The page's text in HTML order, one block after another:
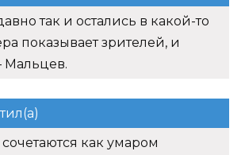
так и остались в какой-то
показывает зрителей, и
как умаром